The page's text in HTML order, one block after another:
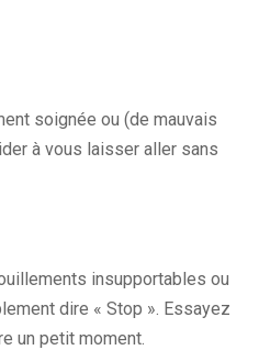
soignée ou (de mauvais
à vous laisser aller sans
insupportables ou
dire « Stop ». Essayez
un petit moment.